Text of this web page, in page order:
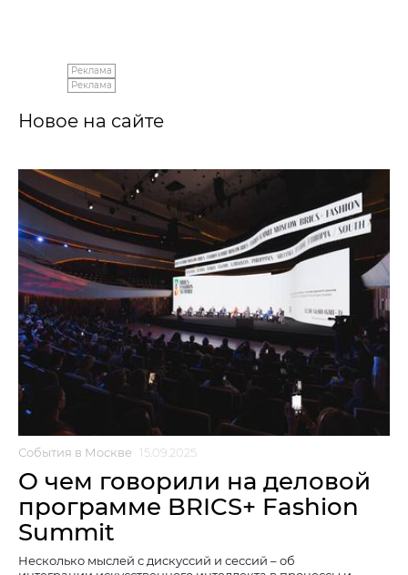
Реклама
Реклама
Новое на сайте
События в Москве 15.09.2025
О чем говорили на деловой
программе BRICS+ Fashion
Summit
Несколько мыслей с дискуссий и сессий – об